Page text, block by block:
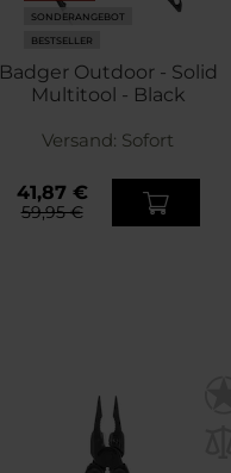
SONDERANGEBOT
BESTSELLER
Badger Outdoor - Solid
Multitool - Black
Versand: Sofort
41,87 €
59,95 €